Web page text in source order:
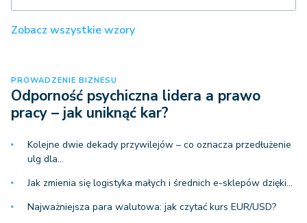
Zobacz wszystkie wzory
PROWADZENIE BIZNESU
Odporność psychiczna lidera a prawo
pracy – jak uniknąć kar?
Kolejne dwie dekady przywilejów – co oznacza przedłużenie
ulg dla…
Jak zmienia się logistyka małych i średnich e-sklepów dzięki…
Najważniejsza para walutowa: jak czytać kurs EUR/USD?